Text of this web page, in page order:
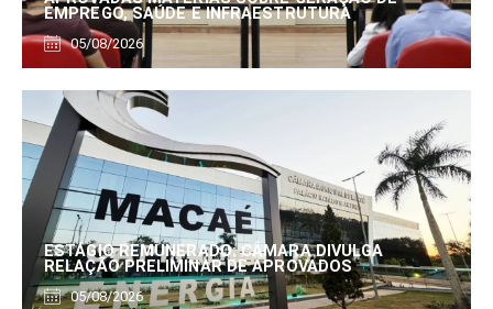
EMPREGO, SAÚDE E INFRAESTRUTURA
05/08/2026
ESTÁGIO REMUNERADO: CÂMARA DIVULGA
RELAÇÃO PRELIMINAR DE APROVADOS
05/08/2026